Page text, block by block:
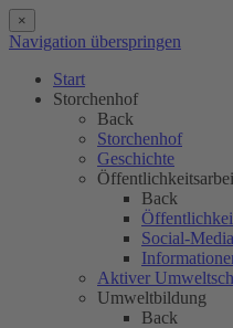
×
Navigation überspringen
Start
Storchenhof
Back
Storchenhof
Geschichte
Back
Social-
Aktiver
Umweltbildung
Back